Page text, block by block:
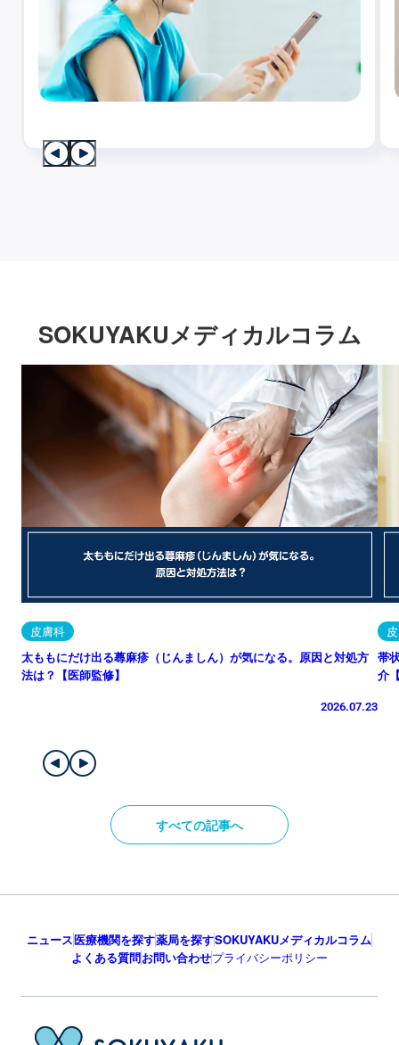
SOKUYAKUメディカルコラム
皮膚科
太ももにだけ出る蕁麻疹（じんましん）が気になる。原因と対処方
法は？【医師監修】
2026.07.23
帯
介
すべての記事へ
ニュース医療機関を探す薬局を探すSOKUYAKUメディカルコラム
よくある質問お問い合わせプライバシーポリシー